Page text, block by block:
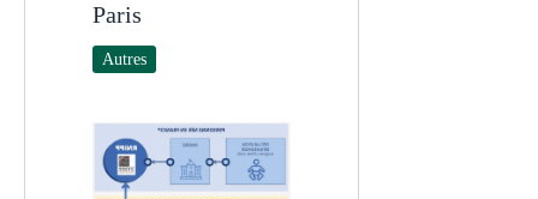
Paris
Autres